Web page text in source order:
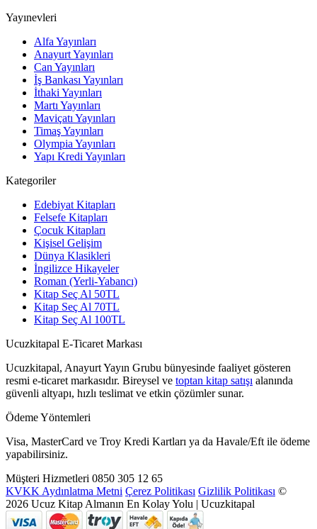
Yayınevleri
Alfa Yayınları
Anayurt Yayınları
Can Yayınları
İş Bankası Yayınları
İthaki Yayınları
Martı Yayınları
Maviçatı Yayınları
Timaş Yayınları
Olympia Yayınları
Yapı Kredi Yayınları
Kategoriler
Edebiyat Kitapları
Felsefe Kitapları
Çocuk Kitapları
Kişisel Gelişim
Dünya Klasikleri
İngilizce Hikayeler
Roman (Yerli-Yabancı)
Kitap Seç Al 50TL
Kitap Seç Al 70TL
Kitap Seç Al 100TL
Ucuzkitapal E-Ticaret Markası
Ucuzkitapal, Anayurt Yayın Grubu bünyesinde faaliyet gösteren
resmi e-ticaret markasıdır. Bireysel ve toptan kitap satışı alanında
güvenli altyapı, hızlı teslimat ve etkin çözümler sunar.
Ödeme Yöntemleri
Visa, MasterCard ve Troy Kredi Kartları ya da Havale/Eft ile ödeme
yapabilirsiniz.
Müşteri Hizmetleri 0850 305 12 65
KVKK Aydınlatma Metni Çerez Politikası Gizlilik Politikası ©
2026 Ucuz Kitap Almanın En Kolay Yolu | Ucuzkitapal